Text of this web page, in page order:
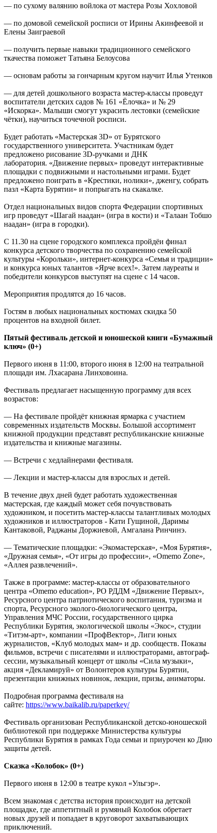
— по сухому валянию войлока от мастера Розы Хохловой
— по домовой семейской росписи от Ирины Акинфеевой и
Елены Заиграевой
— получить первые навыки традиционного семейского
ткачества поможет Татьяна Белоусова
— основам работы за гончарным кругом научит Илья Утенков
— для детей дошкольного возраста мастер-классы проведут
воспитатели детских садов № 161 «Ёлочка» и № 29
«Искорка». Малыши смогут украсить лестовки (семейские
чётки), научиться точечной росписи.
Будет работать «Мастерская 3D» от Бурятского
государственного университета. Участникам будет
предложено рисование 3D-ручками и ДНК
лаборатория. «Движение первых» проведут интерактивные
площадки с подвижными и настольными играми. Будет
предложено поиграть в «Крестики, нолики», дженгу, собрать
пазл «Карта Бурятии» и попрыгать на скакалке.
Отдел национальных видов спорта Федерации спортивных
игр проведут «Шагай наадан» (игра в кости) и «Талаан Тобшо
наадан» (игра в городки).
С 11.30 на сцене городского комплекса пройдёи финал
конкурса детского творчества по сохранению семейской
культуры «Корольки», интернет-конкурса «Семья и традиции»
и конкурса юных талантов «Ярче всех!». Затем лауреаты и
победители конкурсов выступят на сцене с 14 часов.
Мероприятия продлятся до 16 часов.
Гостям в любых национальных костюмах скидка 50
процентов на входной билет.
Пятый фестиваль детской и юношеской книги «Бумажный
ключ» (0+)
Первого июня в 11:00, второго июня в 12:00 на театральной
площади им. Лхасарана Линховоина.
Фестиваль предлагает насыщенную программу для всех
возрастов:
— На фестивале пройдёт книжная ярмарка с участием
современных издательств Москвы. Большой ассортимент
книжной продукции представят республиканские книжные
издательства и книжные магазины.
— Встречи с хедлайнерами фестиваля.
— Лекции и мастер-классы для взрослых и детей.
В течение двух дней будет работать художественная
мастерская, где каждый может себя почувствовать
художником, и посетить мастер-классы талантливых молодых
художников и иллюстраторов - Кати Гущиной, Даримы
Кантаковой, Раджаны Доржиевой, Амгалана Ринчинэ.
— Тематические площадки: «Экомастерская», «Моя Бурятия»,
«Дружная семья», «От игры до профессии», «Omemo Zone»,
«Аллея развлечений».
Также в программе: мастер-классы от образовательного
центра «Omemo education», РО РДДМ «Движение Первых»,
Ресурсного центра патриотического воспитания, туризма и
спорта, Ресурсного эколого-биологического центра,
Управления МЧС России, государственного цирка
Республики Бурятия, экологической школы «Экос», студии
«Титэм-арт», компании «ПрофВектор», Лиги юных
журналистов, «Клуб молодых мам» и др. сообществ. Показы
фильмов, встречи с писателями и иллюстраторами, автограф-
сессии, музыкальный концерт от школы «Сила музыки»,
акция «Декламируй» от Волонтеров культуры Бурятии,
презентации книжных новинок, лекции, призы, аниматоры.
Подробная программа фестиваля на
сайте: https://www.baikalib.ru/paperkey/
Фестиваль организован Республиканской детско-юношеской
библиотекой при поддержке Министерства культуры
Республики Бурятия в рамках Года семьи и приурочен ко Дню
защиты детей.
Сказка «Колобок» (0+)
Первого июня в 12:00 в театре кукол «Ульгэр».
Всем знакомая с детства история происходит на детской
площадке, где аппетитный и румяный Колобок обретает
новых друзей и попадает в круговорот захватывающих
приключений.